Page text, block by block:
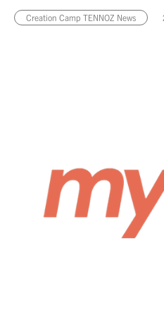
Creation Camp TENNOZ News